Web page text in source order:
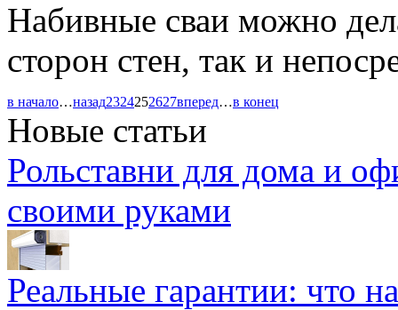
Набивные сваи можно
сторон стен, так и
в начало…назад2324252627вперед…в конец
Новые статьи
Рольставни для дома и
своими руками
Реальные гарантии: что